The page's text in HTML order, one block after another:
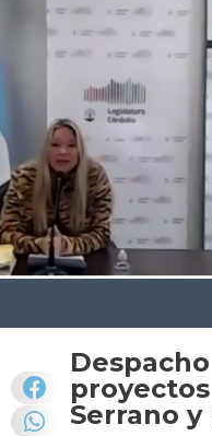
Serrano y